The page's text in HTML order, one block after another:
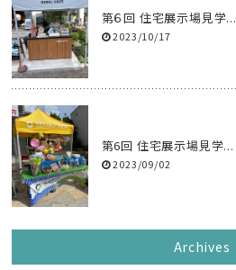
第６回 住宅展示場見学...
2023/10/17
第6回 住宅展示場見学...
2023/09/02
Archives